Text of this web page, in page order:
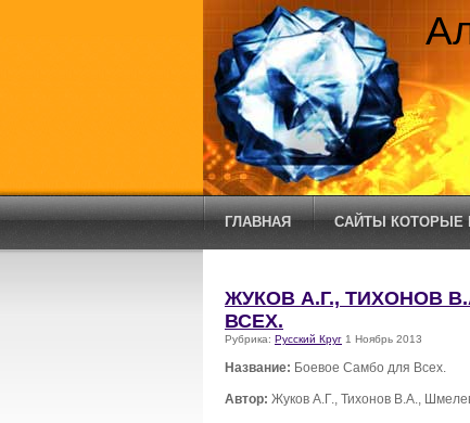
ГЛАВНАЯ САЙТЫ КОТОРЫЕ
ЖУКОВ А.Г., ТИХОНОВ
ВСЕХ.
Рубрика: Русский Круг 1 Ноябрь 2013
Название: Боевое Самбо для Всех.
Автор: Жуков А.Г., Тихонов В.А.,